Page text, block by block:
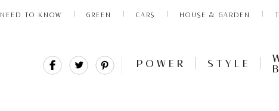
NEED TO KNOW GREEN CARS HOUSE & GARDEN
Share Tweet POWER STYLE